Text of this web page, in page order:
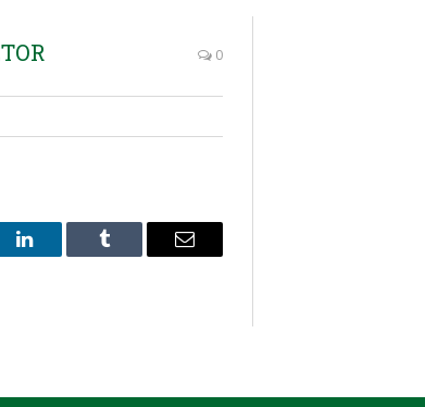
0
LinkedIn Tumblr
E-